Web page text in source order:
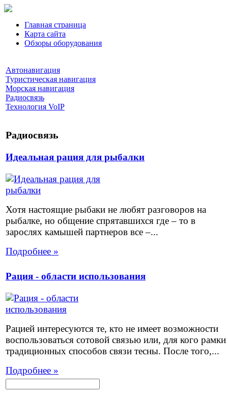
Главная страница
Карта сайта
Обзоры оборудования
Автонавигация
Туристическая навигация
Морская навигация
Радиосвязь
Технология VoIP
Радиосвязь
Идеальная рация для рыбалки
Хотя настоящие рыбаки не любят разговоров на
рыбалке, но общение спрятавшихся где – то в
зарослях камышей партнеров все –...
Подробнее »
Рация - области использования
Рацией интересуются те, кто не имеет возможности
воспользоваться сотовой связью или, для кого рамки
традиционных способов связи тесны. После того,...
Подробнее »